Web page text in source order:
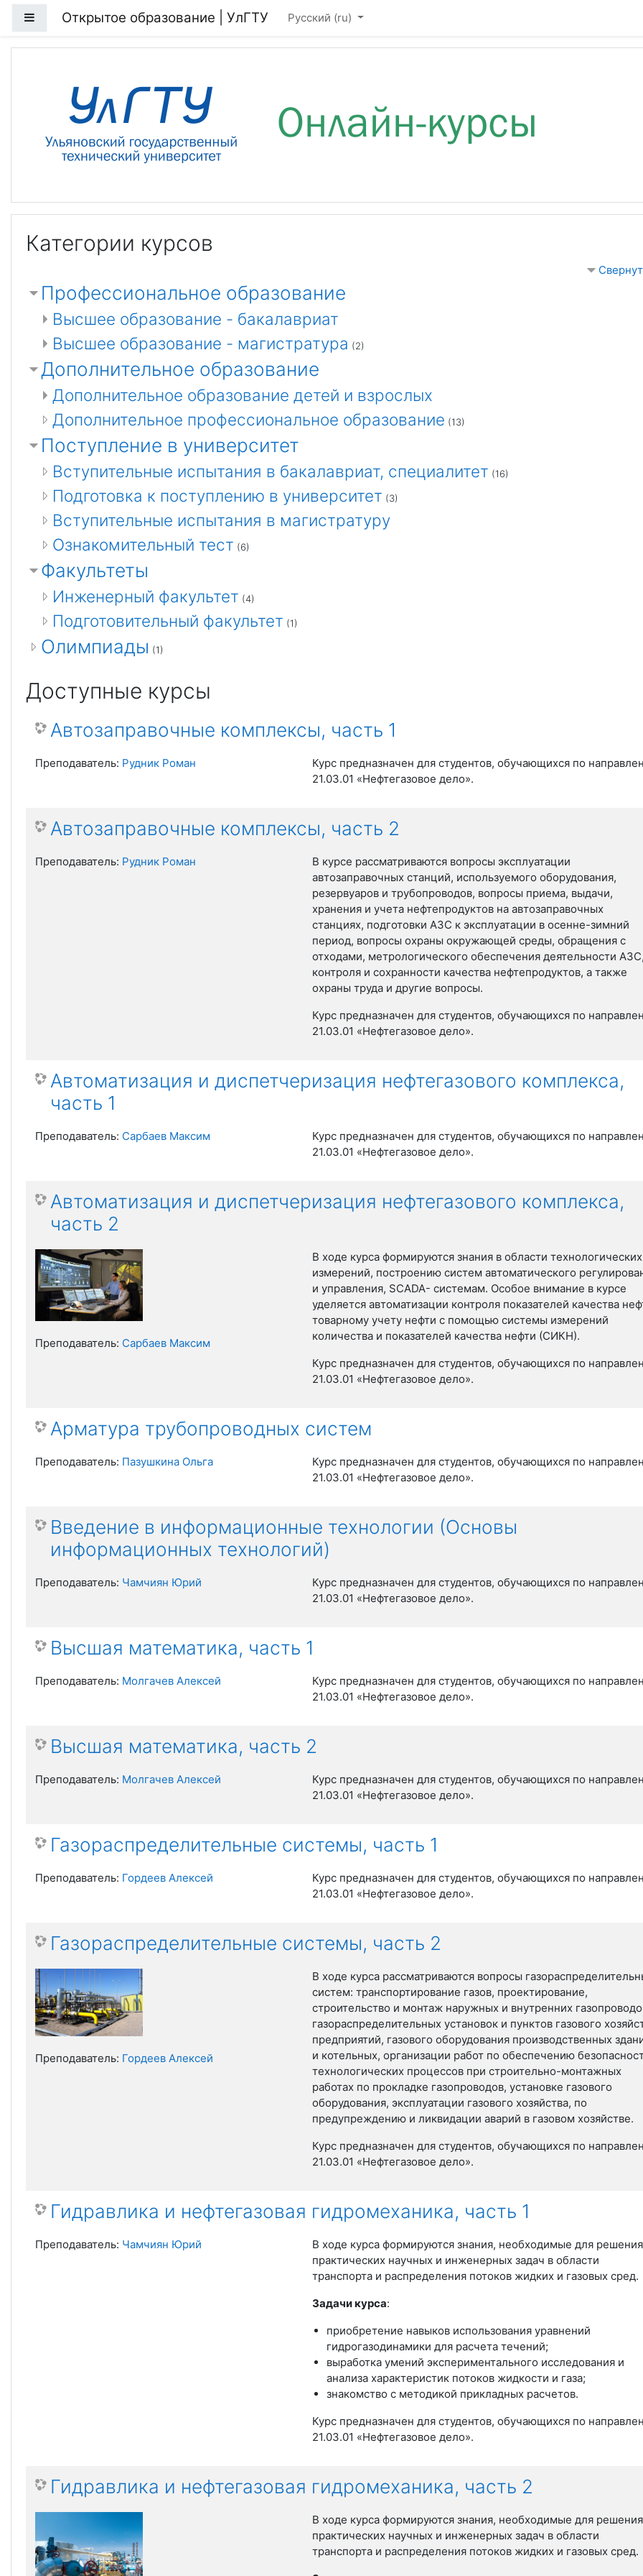
Боковая панель
Открытое образование | УлГТУ Русский ‎(ru)‎
Категории курсов
Профессиональное образование
Высшее образование - бакалавриат
Высшее образование - магистратура (2)
Дополнительное образование
Дополнительное образование детей и взрослых
Дополнительное профессиональное образование (13)
Поступление в университет
Вступительные испытания в бакалавриат, специалитет (16)
Подготовка к поступлению в университет (3)
Вступительные испытания в магистратуру
Ознакомительный тест (6)
Факультеты
Инженерный факультет (4)
Подготовительный факультет (1)
Олимпиады (1)
Доступные курсы
Автозаправочные комплексы, часть 1
Курс предназначен для студентов, обучающихся по
21.03.01 «Нефтегазовое дело».
Преподаватель: Рудник Роман
Автозаправочные комплексы, часть 2
В курсе рассматриваются вопросы эксплуатации
автозаправочных станций, используемого оборудования,
резервуаров и трубопроводов, вопросы приема, выдачи,
хранения и учета нефтепродуктов на автозаправочных
станциях, подготовки АЗС к эксплуатации в осенне-зимний
период, вопросыохраны окружающей среды, обращения с
отходами, метрологического обеспечения деятельности АЗС,
контроля и сохранности качества нефтепродуктов, а также
охраны труда и другие вопросы.
Курс предназначен для студентов, обучающихся по
21.03.01 «Нефтегазовое дело».
Преподаватель: Рудник Роман
Автоматизация и диспетчеризация нефтегазового комплекса,
часть 1
Курс предназначен для студентов, обучающихся по
21.03.01 «Нефтегазовое дело».
Преподаватель: Сарбаев Максим
Автоматизация и диспетчеризация нефтегазового комплекса,
часть 2
В ходе курса формируются знания в области технологических
измерений, построению систем автоматического
и управления, SCADA- системам. Особое внимание в курсе
уделяется автоматизации контроля показателей качества
товарному учету нефти с помощью системы измерений
количества и показателей качества нефти (СИКН).
Курс предназначен для студентов, обучающихся по
21.03.01 «Нефтегазовое дело».
Преподаватель: Сарбаев Максим
Арматура трубопроводных систем
Курс предназначен для студентов, обучающихся по
21.03.01 «Нефтегазовое дело».
Преподаватель: Пазушкина Ольга
Введение в информационные технологии (Основы
информационных технологий)
Курс предназначен для студентов, обучающихся по
21.03.01 «Нефтегазовое дело».
Преподаватель: Чамчиян Юрий
Высшая математика, часть 1
Курс предназначен для студентов, обучающихся по
21.03.01 «Нефтегазовое дело».
Преподаватель: Молгачев Алексей
Высшая математика, часть 2
Курс предназначен для студентов, обучающихся по
21.03.01 «Нефтегазовое дело».
Преподаватель: Молгачев Алексей
Газораспределительные системы, часть 1
Курс предназначен для студентов, обучающихся по
21.03.01 «Нефтегазовое дело».
Преподаватель: Гордеев Алексей
Газораспределительные системы, часть 2
В ходе курса рассматриваются вопросы
систем: транспортирование газов, проектирование,
строительство и монтаж наружных и внутренних
газораспределительных установок и пунктов газового
предприятий, газового оборудования производственных
и котельных, организации работ по обеспечению
технологических процессов при строительно-монтажных
работах по прокладке газопроводов, установке газового
оборудования, эксплуатации газового хозяйства, по
предупреждению и ликвидации аварий в газовом хозяйстве.
Курс предназначен для студентов, обучающихся по
21.03.01 «Нефтегазовое дело».
Преподаватель: Гордеев Алексей
Гидравлика и нефтегазовая гидромеханика, часть 1
В ходе курса формируются знания, необходимые для решения
практических научных и инженерных задач в области
транспорта и распределения потоков жидких и газовых сред.
Задачи курса:
приобретение навыков использования уравнений
гидрогазодинамики для расчета течений;
выработка умений экспериментального исследования и
анализа характеристик потоков жидкости и газа;
знакомство с методикой прикладных расчетов.
Курс предназначен для студентов, обучающихся по
21.03.01 «Нефтегазовое дело».
Преподаватель: Чамчиян Юрий
Гидравлика и нефтегазовая гидромеханика, часть 2
В ходе курса формируются знания, необходимые для решения
практических научных и инженерных задач в области
транспорта и распределения потоков жидких и газовых сред.